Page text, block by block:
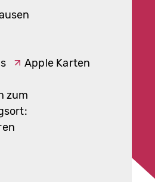
Apple Karten
zum